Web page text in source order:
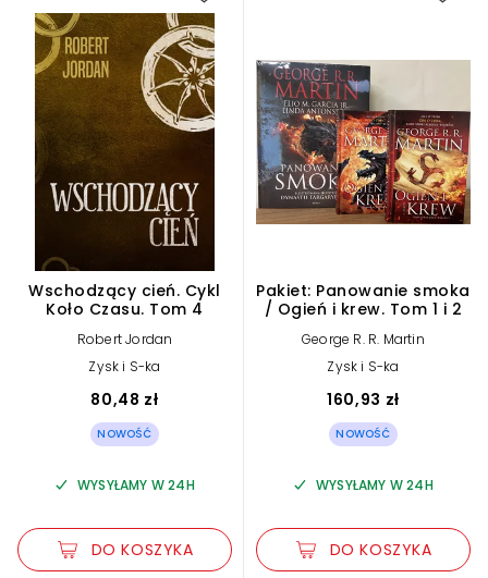
Wschodzący cień. Cykl
Koło Czasu. Tom 4
Robert Jordan
Zysk i S-ka
80,48 zł
NOWOŚĆ
WYSYŁAMY W 24H
DO KOSZYKA
Pakiet: Panowanie smoka
/ Ogień i krew. Tom 1 i 2
George R. R. Martin
Zysk i S-ka
160,93 zł
NOWOŚĆ
WYSYŁAMY W 24H
DO KOSZYKA